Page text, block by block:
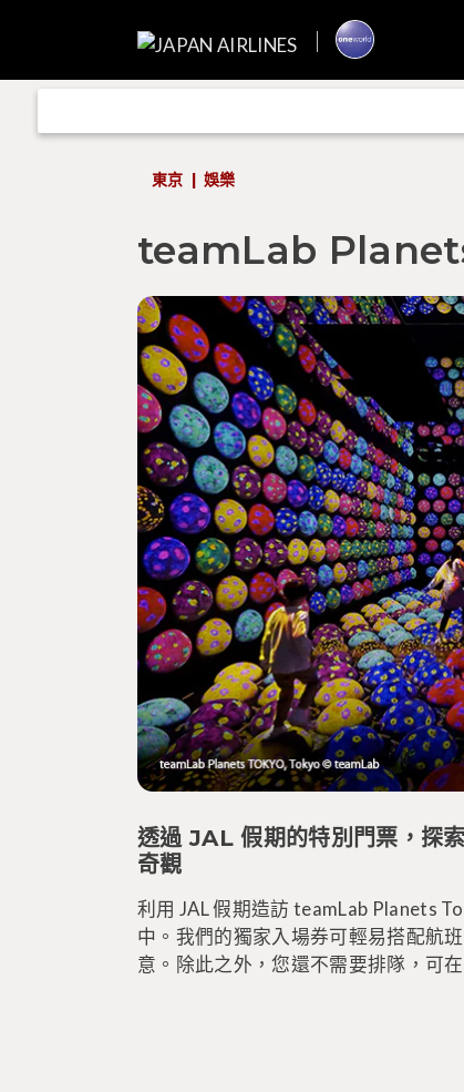
東京 娛樂
teamLab
透過 JAL 假期的特別門票，
奇觀
利用 JAL 假期造訪 teamLab Planets
中。我們的獨家入場券可輕易搭配航
意。除此之外，您還不需要排隊，可